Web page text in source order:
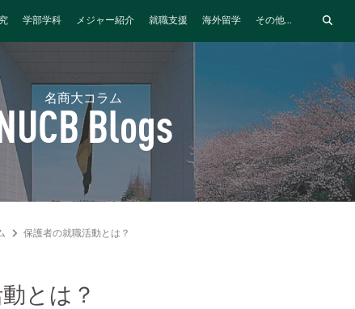
学部学科 メジャー紹介 就職支援 海外留学 その他...
名商大コラム
Blogs
保護者の就職活動とは？
とは？